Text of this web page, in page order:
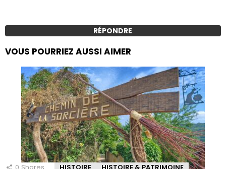
RÉPONDRE
VOUS POURRIEZ AUSSI AIMER